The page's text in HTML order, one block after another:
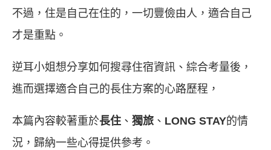
不過，住是自己在住的，一切豐儉由人，適合自己
才是重點。
逆耳小姐想分享如何搜尋住宿資訊、綜合考量後，
進而選擇適合自己的長住方案的心路歷程，
本篇內容較著重於長住 、 獨旅 、 LONG STAY的情
況，歸納一些心得提供參考。